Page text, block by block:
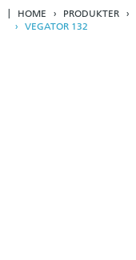
HOME PRODUKTER
VEGATOR 132